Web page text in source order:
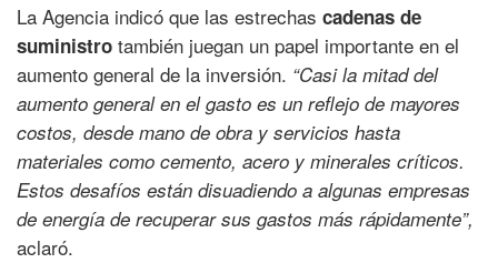
La Agencia indicó que las estrechas cadenas de
suministro también juegan un papel importante en el
aumento general de la inversión. “Casi la mitad del
aumento general en el gasto es un reflejo de mayores
costos, desde mano de obra y servicios hasta
materiales como cemento, acero y minerales críticos.
Estos desafíos están disuadiendo a algunas empresas
de energía de recuperar sus gastos más rápidamente”,
aclaró.